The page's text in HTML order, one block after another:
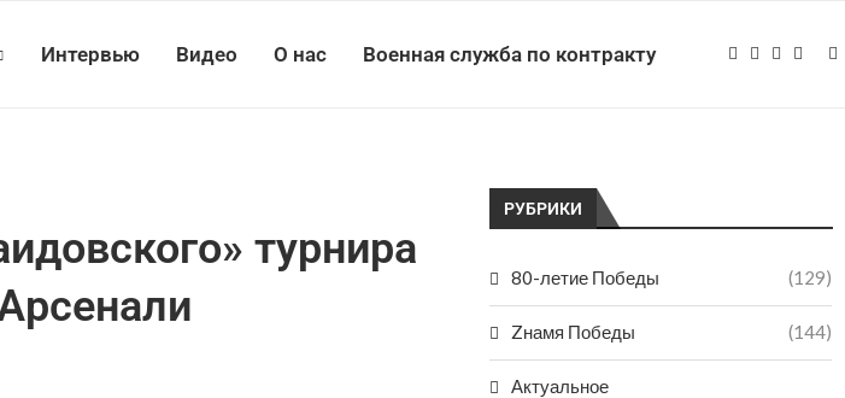
Интервью Видео О нас Военная служба по контракту
турнира
РУБРИКИ
80-летие Победы (129)
Zнамя Победы (144)
Актуальное